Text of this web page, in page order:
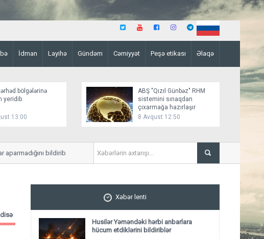
İdman Layihə Gündəm Cəmiyyət Peşə etikası Əlaqə
bölgələrinə
yeridib
13:00
ABŞ "Qızıl Günbəz" RHM
sistemini sınaqdan
çıxarmağa hazırlaşır
8 Avqust 12:50
bildirib Azərbaycan XİN
Xəbər lenti
Husilər Yəməndəki hərbi anbarlara
hücum etdiklərini bildiriblər